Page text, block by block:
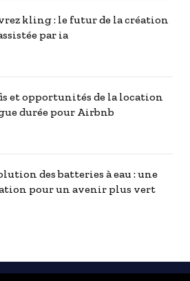
kling : le futur de la création
par ia
et opportunités de la location
durée pour Airbnb
des batteries à eau : une
pour un avenir plus vert